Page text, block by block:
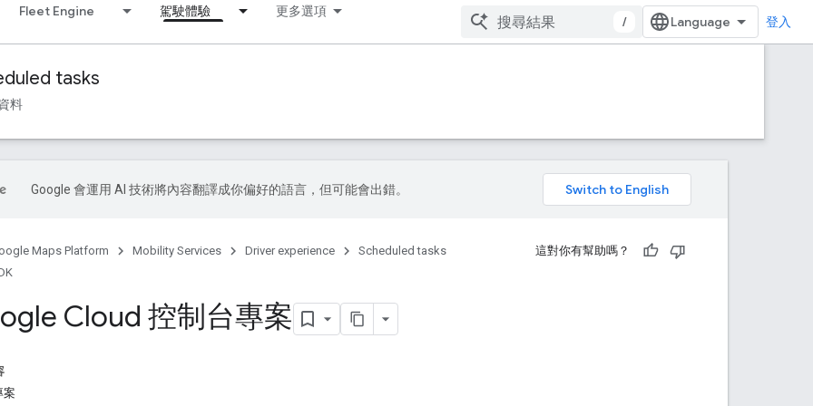
Fleet Engine 駕駛體驗 更多選項
/ 登入
tasks
料
Google 會運用 AI 技術將內容翻譯成你偏好的語言，但可能會出錯。
Maps Platform Mobility Services Driver experience
Scheduled tasks
這對你有幫助嗎？
Cloud 控制台專案
案